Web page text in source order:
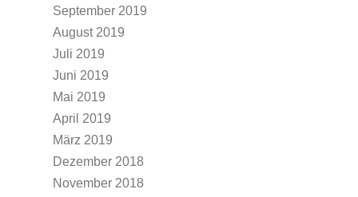
September 2019
August 2019
Juli 2019
Juni 2019
Mai 2019
April 2019
März 2019
Dezember 2018
November 2018